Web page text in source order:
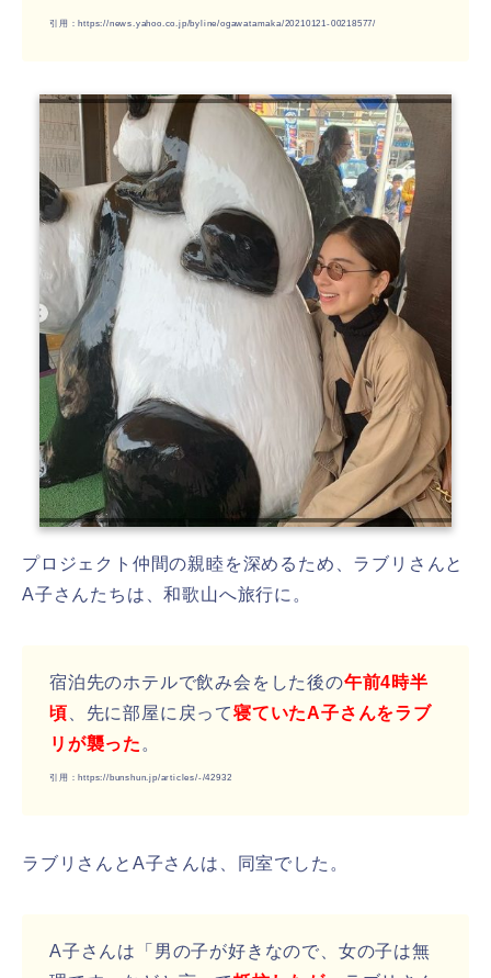
引用：https://news.yahoo.co.jp/byline/ogawatamaka/20210121-00218577/
プロジェクト仲間の親睦を深めるため、ラブリさんと
A子さんたちは、和歌山へ旅行に。
宿泊先のホテルで飲み会をした後の午前4時半
頃 、先に部屋に戻って寝ていたA子さんをラブ
リが襲った 。
引用：https://bunshun.jp/articles/-/42932
ラブリさんとA子さんは、同室でした。
A子さんは「男の子が好きなので、女の子は無